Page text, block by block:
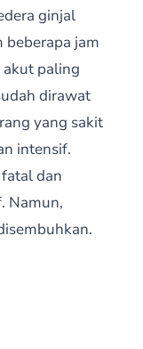
ginjal
beberapa jam
akut paling
dirawat
yang sakit
intensif.
dan
Namun,